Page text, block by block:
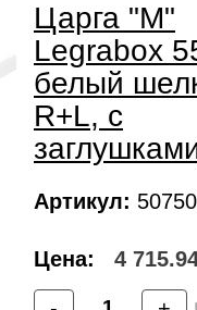
Царга "M"
Legrabox
белый
R+L, с
Артикул: 50750
Цена: 4